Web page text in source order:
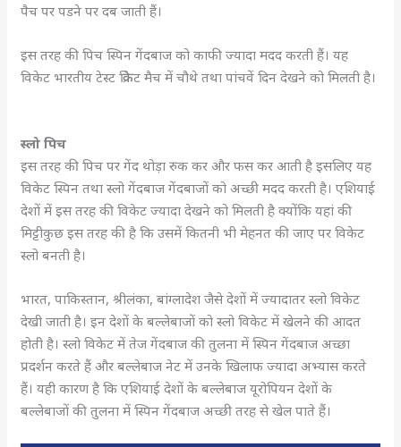
पैच पर पडने पर दब जाती हैं।
इस तरह की पिच स्पिन गेंदबाज को काफी ज्यादा मदद करती हैं। यह
विकेट भारतीय टेस्ट क्रिकेट मैच में चौथे तथा पांचवें दिन देखने को मिलती है।
स्लो पिच
इस तरह की पिच पर गेंद थोड़ा रुक कर और फस कर आती है इसलिए यह
विकेट स्पिन तथा स्लो गेंदबाज गेंदबाजों को अच्छी मदद करती है। एशियाई
देशों में इस तरह की विकेट ज्यादा देखने को मिलती है क्योंकि यहां की
मिट्टीकुछ इस तरह की है कि उसमें कितनी भी मेहनत की जाए पर विकेट
स्लो बनती है।
भारत, पाकिस्तान, श्रीलंका, बांग्लादेश जैसे देशों में ज्यादातर स्लो विकेट
देखी जाती है। इन देशों के बल्लेबाजों को स्लो विकेट में खेलने की आदत
होती है। स्लो विकेट में तेज गेंदबाज की तुलना में स्पिन गेंदबाज अच्छा
प्रदर्शन करते हैं और बल्लेबाज नेट में उनके खिलाफ ज्यादा अभ्यास करते
हैं। यही कारण है कि एशियाई देशों के बल्लेबाज यूरोपियन देशों के
बल्लेबाजों की तुलना में स्पिन गेंदबाज अच्छी तरह से खेल पाते हैं।